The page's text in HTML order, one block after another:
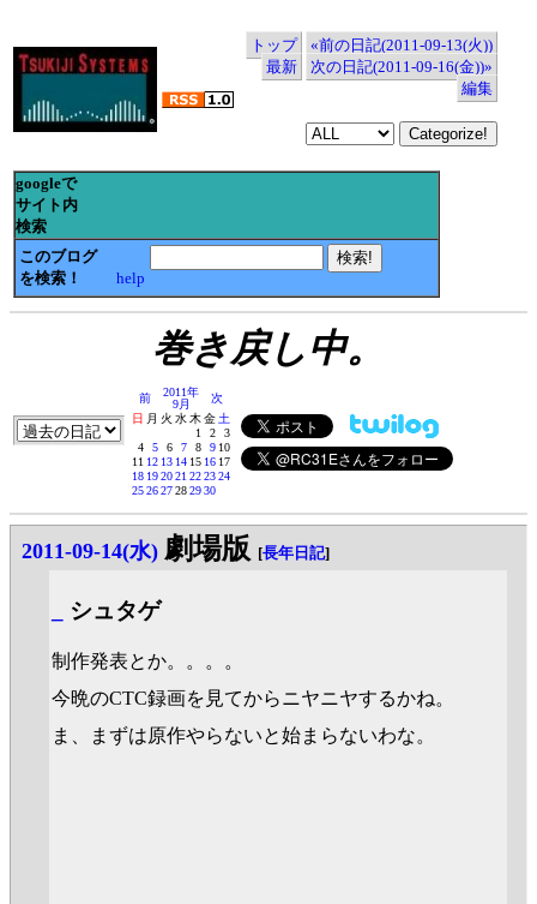
トップ
«前の日記(2011-09-13(火))
最新
次の日記(2011-09-16(金))»
編集
googleで
サイト内
検索
このブログ
を検索！
help
巻き戻し中。
前
2011年
9月
次
日 月 火 水木金土
1
2
3
4
5 6 7 8 9 10
11 12 13 14 15 16 17
18 192021222324
252627282930
2011-09-14(水) 劇場版 [長年日記]
シュタゲ
制作発表とか。。。。
今晩のCTC録画を見てからニヤニヤするかね。
ま、まずは原作やらないと始まらないわな。